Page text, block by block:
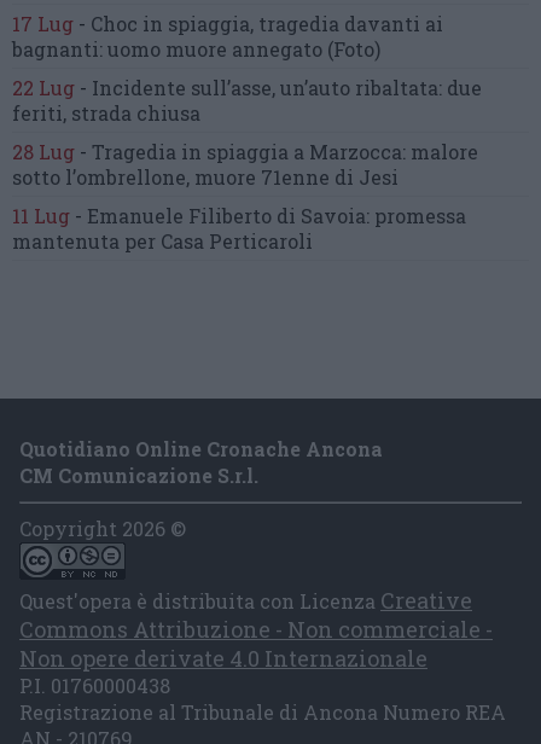
17 Lug - Choc in spiaggia, tragedia davanti ai
bagnanti:uomo muore annegato (Foto)
22 Lug - Incidente sull’asse, un’auto ribaltata: due
feriti, strada chiusa
28 Lug - Tragedia in spiaggia a Marzocca: malore
sotto l’ombrellone, muore 71enne di Jesi
11 Lug - Emanuele Filiberto di Savoia: promessa
mantenuta per Casa Perticaroli
Quotidiano Online Cronache Ancona
CM Comunicazione S.r.l.
Copyright 2026 ©
Quest'opera è distribuita con Licenza Creative
Commons Attribuzione - Non commerciale -
Non opere derivate 4.0 Internazionale
P.I. 01760000438
Registrazione al Tribunale di Ancona Numero REA
AN - 210769